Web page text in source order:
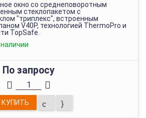
окно со среднеповоротным
стеклопакетом с
"триплекс", встроенным
V40P, технологией ThermoPro и
TopSafe.
По запросу
КУПИТЬ